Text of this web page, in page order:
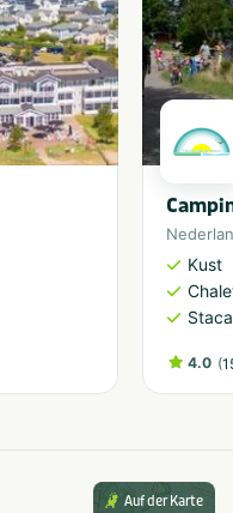
Kust
4.0 (
Auf der Karte